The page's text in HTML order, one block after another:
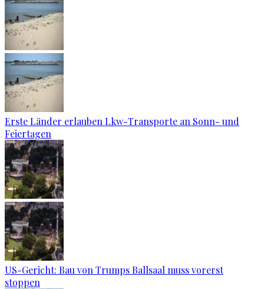
Erste Länder erlauben Lkw-Transporte an Sonn- und
Feiertagen
US-Gericht: Bau von Trumps Ballsaal muss vorerst
stoppen